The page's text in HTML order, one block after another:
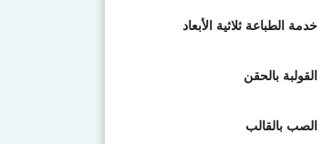
خدمة الطباعة ثلاثية الأبعاد
القولبة بالحقن
الصب بالقالب